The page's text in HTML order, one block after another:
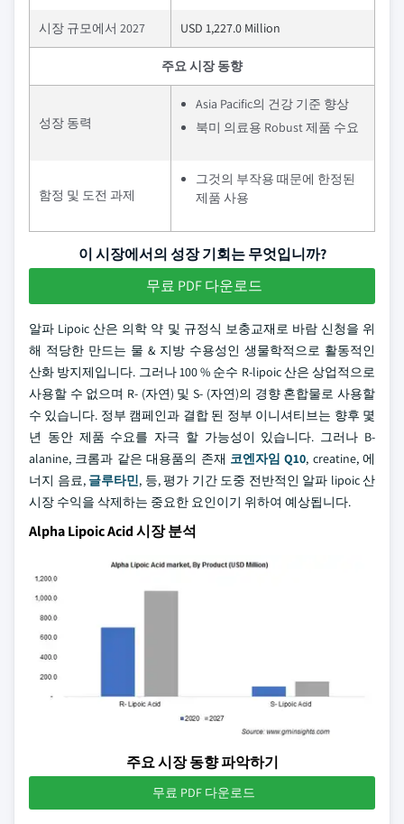
시장 규모에서 2027 USD 1,227.0 Million
주요 시장 동향
성장 동력
Asia Pacific의 건강 기준 향상
북미 의료용 Robust 제품 수요
함정 및 도전 과제
그것의 부작용 때문에 한정된
제품 사용
이 시장에서의 성장 기회는 무엇입니까?
무료 PDF 다운로드
알파 Lipoic 산은 의학 약 및 규정식 보충교재로 바람 신청을 위
해 적당한 만드는 물 & 지방 수용성인 생물학적으로 활동적인
산화 방지제입니다. 그러나 100 % 순수 R-lipoic 산은 상업적으로
사용할 수 없으며 R- (자연) 및 S- (자연)의 경향 혼합물로 사용할
수 있습니다. 정부 캠페인과 결합 된 정부 이니셔티브는 향후 몇
년 동안 제품 수요를 자극 할 가능성이 있습니다. 그러나 B-
alanine, 크롬과 같은 대용품의 존재 코엔자임 Q10, creatine, 에
너지 음료, 글루타민, 등, 평가 기간 도중 전반적인 알파 lipoic 산
시장 수익을 삭제하는 중요한 요인이기 위하여 예상됩니다.
Alpha Lipoic Acid 시장 분석
주요 시장 동향 파악하기
무료 PDF 다운로드